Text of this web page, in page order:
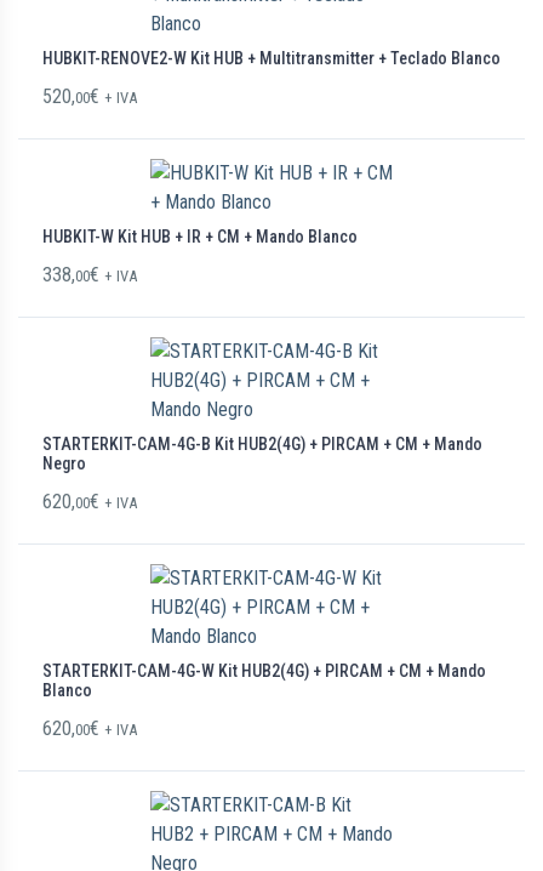
HUBKIT-RENOVE2-W Kit HUB + Multitransmitter + Teclado Blanco
520,00€ + IVA
HUBKIT-W Kit HUB + IR + CM + Mando Blanco
338,00€ + IVA
STARTERKIT-CAM-4G-B Kit HUB2(4G) + PIRCAM + CM + Mando
Negro
620,00€ + IVA
STARTERKIT-CAM-4G-W Kit HUB2(4G) + PIRCAM + CM + Mando
Blanco
620,00€ + IVA